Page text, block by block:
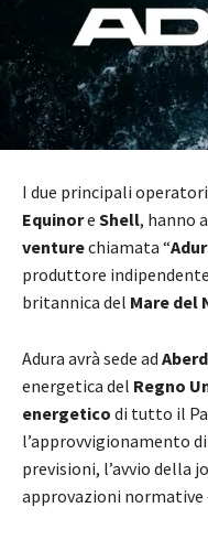
I due principali
Equinore Shell, hanno
venturechiamata “
produttore
britannica del Mare del
Adura avrà sede ad
energetica del Regno
energetico di tutto il
l’approvvigionamento di
previsioni, l’avvio della
approvazioni normative